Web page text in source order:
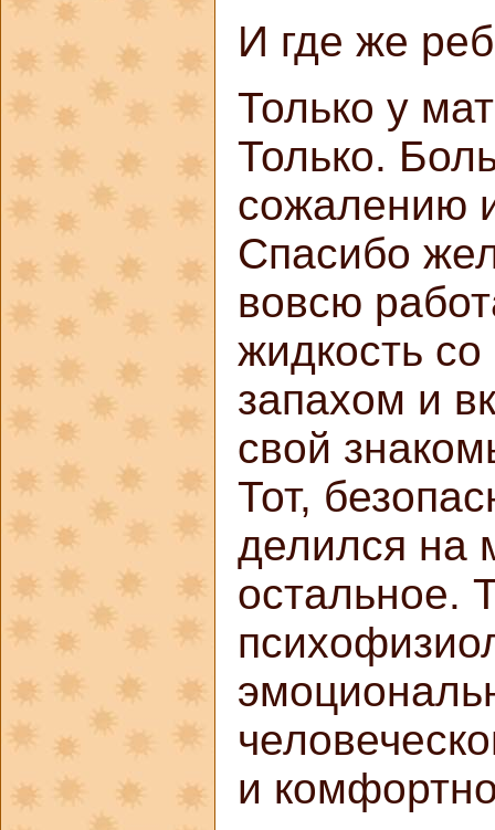
И где же
Только у
Только.
сожалению
Спасибо
вовсю
жидкость
запахом и
свой
Тот,
делился на
остальное.
и